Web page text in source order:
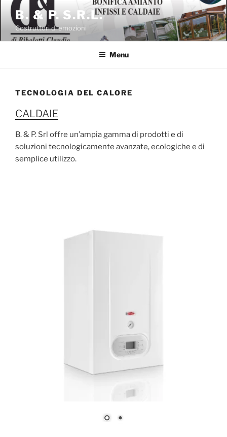
Salta
contenuto
B. & P. S.R.L.
Costruttori di emozioni
Menu
TECNOLOGIA DEL CALORE
CALDAIE
B. & P. Srl offre un’ampia gamma di prodotti e di
soluzioni tecnologicamente avanzate, ecologiche e di
semplice utilizzo.